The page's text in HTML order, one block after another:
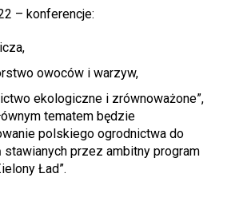
– konferencje:
owoców i warzyw,
ekologiczne i zrównoważone”,
tematem będzie
polskiego ogrodnictwa do
stawianych przez ambitny program
Ład”.